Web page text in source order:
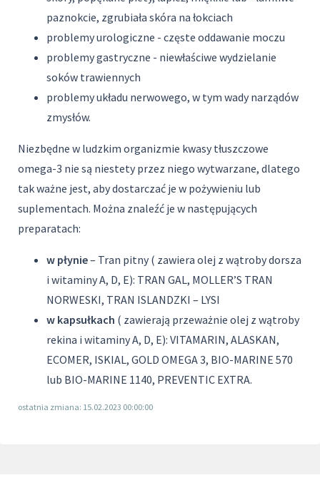
paznokcie, zgrubiała skóra na łokciach
problemy urologiczne - częste oddawanie moczu
problemy gastryczne - niewłaściwe wydzielanie
soków trawiennych
problemy układu nerwowego, w tym wady narządów
zmysłów.
Niezbędne w ludzkim organizmie kwasy tłuszczowe
omega-3 nie są niestety przez niego wytwarzane, dlatego
tak ważne jest, aby dostarczać je w pożywieniu lub
suplementach. Można znaleźć je w następujących
preparatach:
w płynie– Tran pitny ( zawiera olej z wątroby dorsza
i witaminy A, D, E): TRAN GAL, MOLLER’S TRAN
NORWESKI, TRAN ISLANDZKI – LYSI
w kapsułkach ( zawierają przeważnie olej z wątroby
rekina i witaminy A, D, E): VITAMARIN, ALASKAN,
ECOMER, ISKIAL, GOLD OMEGA 3, BIO-MARINE 570
lub BIO-MARINE 1140, PREVENTIC EXTRA.
ostatnia zmiana: 15.02.2023 00:00:00